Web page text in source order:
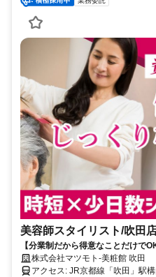
美容師スタイリスト/吹田
【分業制だから得意なことだけで
眠美容師さん歓迎◎ 残業なし/ブラ
株式会社マツモト-美粧館 吹田
アクセス: JR京都線「吹田」駅